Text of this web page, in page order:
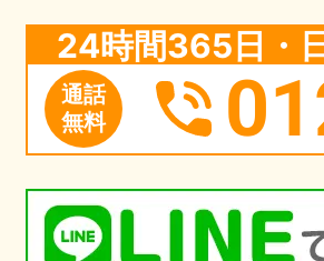
24時間365日・
通話
無料